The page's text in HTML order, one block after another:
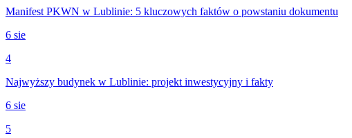
Manifest PKWN w Lublinie: 5 kluczowych faktów o powstaniu dokumentu
6 sie
4
Najwyższy budynek w Lublinie: projekt inwestycyjny i fakty
6 sie
5